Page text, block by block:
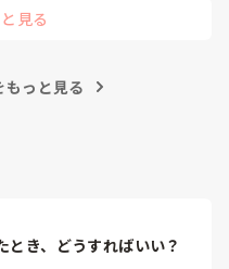
見る
っと見る
とき、どうすればいい？